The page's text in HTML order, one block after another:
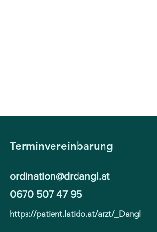
Terminvereinbarung
ordination@drdangl.at
0670 507 47 95
https://patient.latido.at/arzt/_Dangl